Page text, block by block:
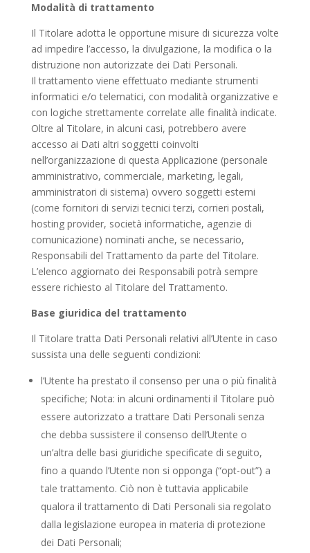
Modalità di trattamento
Il Titolare adotta le opportune misure di sicurezza volte
ad impedire l’accesso, la divulgazione, la modifica o la
distruzione non autorizzate dei Dati Personali.
Il trattamento viene effettuato mediante strumenti
informatici e/o telematici, con modalità organizzative e
con logiche strettamente correlate alle finalità indicate.
Oltre al Titolare, in alcuni casi, potrebbero avere
accesso ai Dati altri soggetti coinvolti
nell’organizzazione di questa Applicazione (personale
amministrativo, commerciale, marketing, legali,
amministratori di sistema) ovvero soggetti esterni
(come fornitori di servizi tecnici terzi, corrieri postali,
hosting provider, società informatiche, agenzie di
comunicazione) nominati anche, se necessario,
Responsabili del Trattamento da parte del Titolare.
L’elenco aggiornato dei Responsabili potrà sempre
essere richiesto al Titolare del Trattamento.
Base giuridica del trattamento
Il Titolare tratta Dati Personali relativi all’Utente in caso
sussista una delle seguenti condizioni:
l’Utente ha prestato il consenso per una o più finalità
specifiche; Nota: in alcuni ordinamenti il Titolare può
essere autorizzato a trattare Dati Personali senza
che debba sussistere il consenso dell’Utente o
un’altra delle basi giuridiche specificate di seguito,
fino a quando l’Utente non si opponga (“opt-out”) a
tale trattamento. Ciò non è tuttavia applicabile
qualora il trattamento di Dati Personali sia regolato
dalla legislazione europea in materia di protezione
dei Dati Personali;